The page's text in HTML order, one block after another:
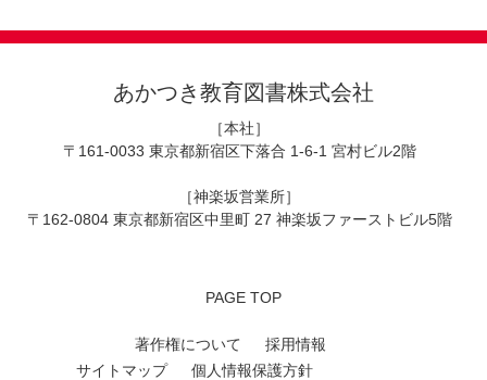
あかつき教育図書株式会社
［本社］
〒161-0033 東京都新宿区下落合 1-6-1 宮村ビル2階
［神楽坂営業所］
〒162-0804 東京都新宿区中里町 27 神楽坂ファーストビル5階
PAGE TOP
採用情報
著作権について
個人情報保護方針
サイトマップ